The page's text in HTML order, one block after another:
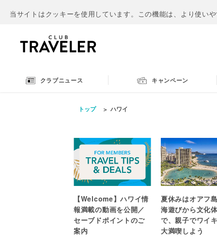
当サイトはクッキーを使用しています。この機能は、より使い
クラブニュース キャンペーン
トップ ハワイ
【Welcome】ハワイ情
報満載の動画を公開／
セーブドポイントのご
案内
夏休みはオアフ
海遊びから文化
で、親子でワイ
大満喫しよう